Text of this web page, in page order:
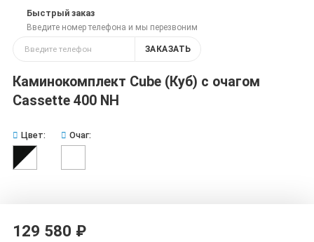
Быстрый заказ
Введите номер телефона и мы перезвоним
ЗАКАЗАТЬ
Каминокомплект Cube (Куб) с очагом
Cassette 400 NH
Цвет: Очаг:
129 580 ₽